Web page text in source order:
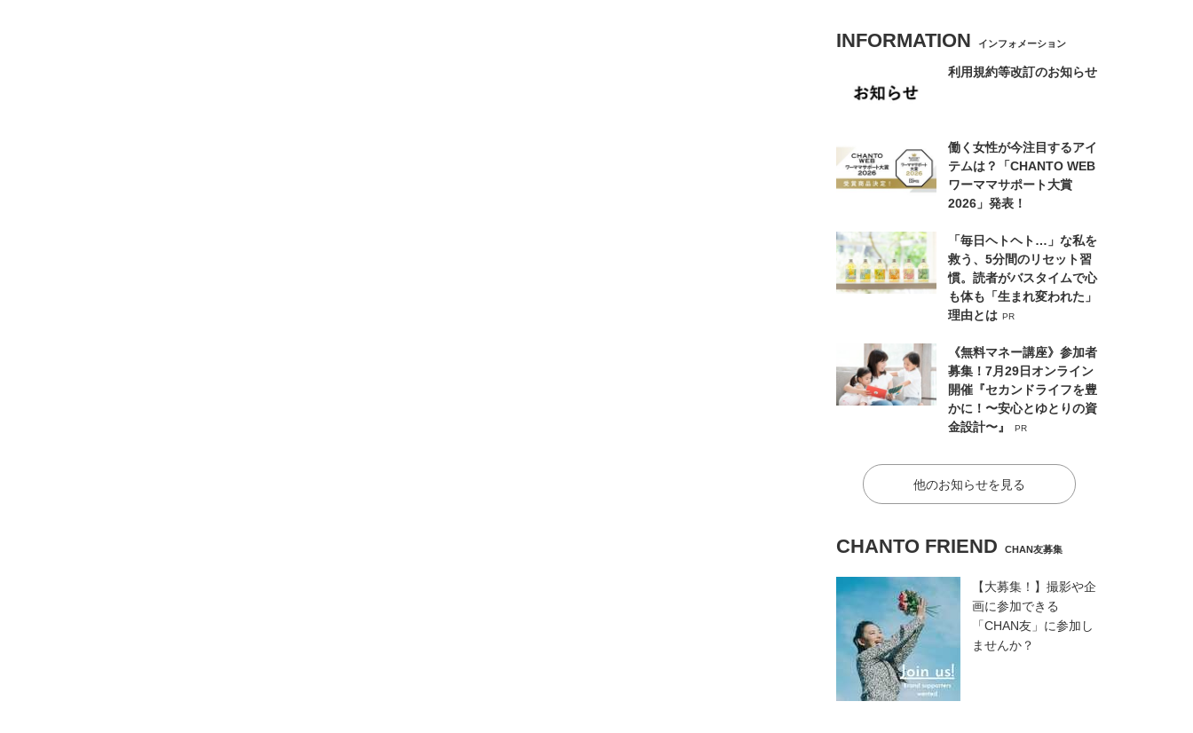
INFORMATION インフォメーション
利用規約等改訂のお知らせ
働く女性が今注目するアイ
テムは？「CHANTO WEB
ワーママサポート大賞
2026」発表！
「毎日ヘトヘト…」な私を
救う、5分間のリセット習
慣。読者がバスタイムで心
も体も「生まれ変われた」
理由とは PR
《無料マネー講座》参加者
募集！7月29日オンライン
開催『セカンドライフを豊
かに！〜安心とゆとりの資
金設計〜』
PR
他のお知らせを見る
CHANTO FRIEND CHAN友募集
【大募集！】撮影や企
画に参加できる
「CHAN友」に参加し
ませんか？